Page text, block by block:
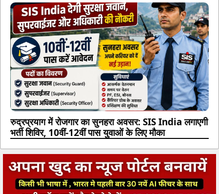
रुद्रप्रयाग में रोजगार का सुनहरा अवसर: SIS India लगाएगी
भर्ती शिविर, 10वीं-12वीं पास युवाओं के लिए मौका